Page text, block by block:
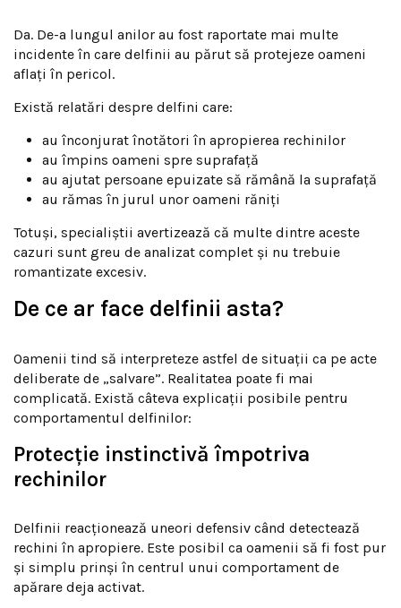
Da. De-a lungul anilor au fost raportate mai multe
incidente în care delfinii au părut să protejeze oameni
aflați în pericol.
Există relatări despre delfini care:
au înconjurat înotători în apropierea rechinilor
au împins oameni spre suprafață
au ajutat persoane epuizate să rămână la suprafață
au rămas în jurul unor oameni răniți
Totuși, specialiștii avertizează că multe dintre aceste
cazuri sunt greu de analizat complet și nu trebuie
romantizate excesiv.
De ce ar face delfinii asta?
Oamenii tind să interpreteze astfel de situații ca pe acte
deliberate de „salvare”. Realitatea poate fi mai
complicată. Există câteva explicații posibile pentru
comportamentul delfinilor:
Protecție instinctivă împotriva
rechinilor
Delfinii reacționează uneori defensiv când detectează
rechini în apropiere. Este posibil ca oamenii să fi fost pur
și simplu prinși în centrul unui comportament de
apărare deja activat.